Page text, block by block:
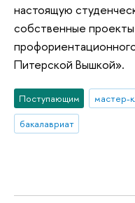
настоящую
собственные
Питерской Вышкой».
Поступающим мастер-
бакалавриат